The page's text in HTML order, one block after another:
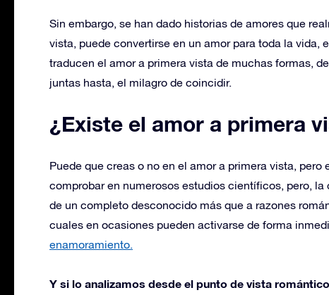
Sin embargo, se han dado historias de amores que
vista, puede convertirse en un amor para toda la vida,
traducen el amor a primera vista de muchas formas,
juntas hasta, el milagro de coincidir.
¿Existe el amor a primera
Puede que creas o no en el amor a primera vista,
comprobar en numerosos estudios científicos, pero,
de un completo desconocido más que a razones
cuales en ocasiones pueden activarse de forma
enamoramiento.
Y si lo analizamos desde el punto de vista